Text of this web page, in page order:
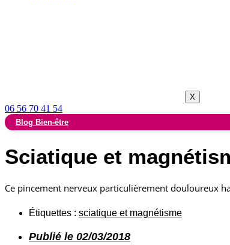
X
06 56 70 41 54
Blog Bien-être
Sciatique et
Ce pincement nerveux particulièrement douloureux
Étiquettes : sciatique et magnétisme
Publié le 02/03/2018